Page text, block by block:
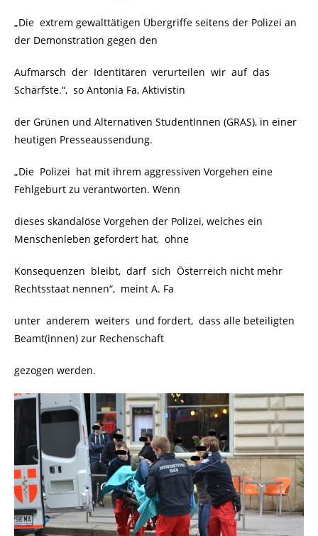
„Die extrem gewalttätigen Übergriffe seitens der Polizei an
der Demonstration gegen den
Aufmarsch der Identitären verurteilen wir auf das
Schärfste.“, so Antonia Fa, Aktivistin
der Grünen und Alternativen StudentInnen (GRAS), in einer
heutigen Presseaussendung.
„Die Polizei hat mit ihrem aggressiven Vorgehen eine
Fehlgeburt zu verantworten. Wenn
dieses skandalöse Vorgehen der Polizei, welches ein
Menschenleben gefordert hat, ohne
Konsequenzen bleibt, darf sich Österreich nicht mehr
Rechtsstaat nennen“, meint A. Fa
unter anderem weiters und fordert, dass alle beteiligten
Beamt(innen) zur Rechenschaft
gezogen werden.